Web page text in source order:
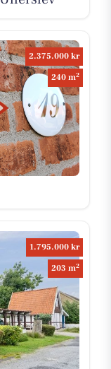
2.375.000 kr
240 m2
1.795.000 kr
203 m2